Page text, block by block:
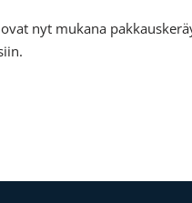
nyt mukana